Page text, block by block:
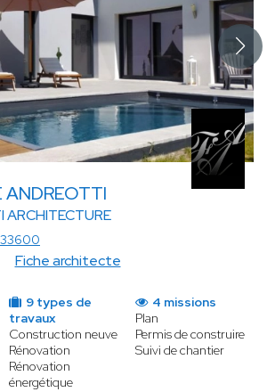
ANDREOTTI
ARCHITECTURE
Fiche architecte
33600
9 types de
travaux
Construction neuve
Rénovation
Rénovation
énergétique
4 missions
Plan
Permis de construire
Suivi de chantier